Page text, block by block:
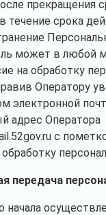
прекращения
течение срока
может в любой
на обработку
Оператору
электронной
адрес Оператора
с
обработку
передача
начала